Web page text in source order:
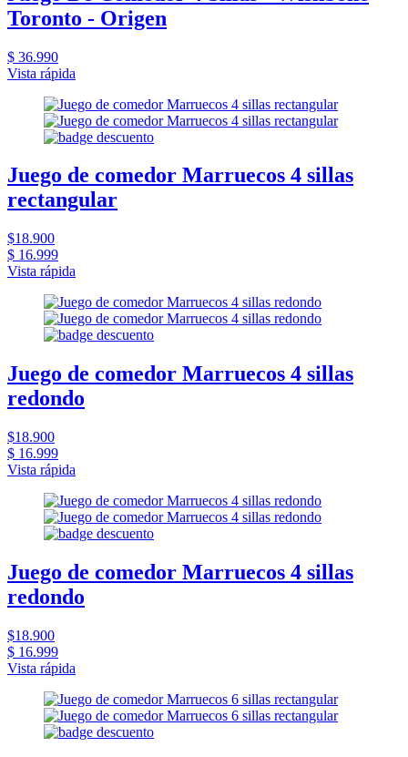
Toronto - Origen
$ 36.990
Vista rápida
Juego de comedor Marruecos 4 sillas
rectangular
$18.900
$ 16.999
Vista rápida
Juego de comedor Marruecos 4 sillas
redondo
$18.900
$ 16.999
Vista rápida
Juego de comedor Marruecos 4 sillas
redondo
$18.900
$ 16.999
Vista rápida